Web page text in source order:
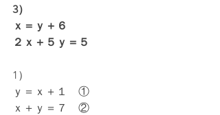
3）
ｘ＝ｙ＋６
２ｘ＋５ｙ＝５
1）
ｙ＝ｘ＋１　①
ｘ＋ｙ＝７　②